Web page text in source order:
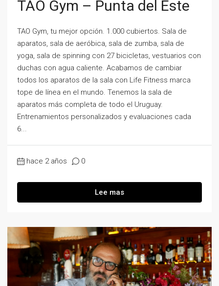
TAO Gym – Punta del Este
TAO Gym, tu mejor opción. 1.000 cubiertos. Sala de
aparatos, sala de aeróbica, sala de zumba, sala de
yoga, sala de spinning con 27 bicicletas, vestuarios con
duchas con agua caliente. Acabamos de cambiar
todos los aparatos de la sala con Life Fitness marca
tope de línea en el mundo. Tenemos la sala de
aparatos más completa de todo el Uruguay.
Entrenamientos personalizados y evaluaciones cada
6...
hace 2 años 0
Lee mas